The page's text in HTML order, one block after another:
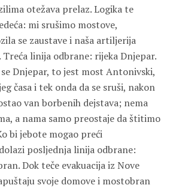
otežava prelaz. Logika te
mi srušimo mostove,
se zaustave i naša artiljerija
linija odbrane: rijeka Dnjepar.
Dnjepar, to jest most Antonivski,
časa i tek onda da se sruši, nakon
van borbenih dejstava; nema
a nama samo preostaje da štitimo
bi jebote mogao preći
posljednja linija odbrane:
Dok teče evakuacija iz Nove
svoje domove i mostobran